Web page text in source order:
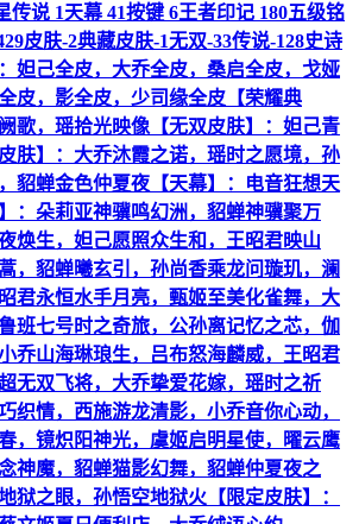
传说 1天幕 41按键 6王者印记 180五级铭
皮肤-2典藏皮肤-1无双-33传说-128史诗
妲己全皮，大乔全皮，桑启全皮，戈娅
皮，影全皮，少司缘全皮【荣耀典
歌，瑶拾光映像【无双皮肤】：妲己青
肤】：大乔沐霞之诺，瑶时之愿境，孙
貂蝉金色仲夏夜【天幕】：电音狂想天
：朵莉亚神骥鸣幻洲，貂蝉神骥聚万
焕生，妲己愿照众生和，王昭君映山
，貂蝉曦玄引，孙尚香乘龙问璇玑，澜
君永恒水手月亮，甄姬至美化雀舞，大
班七号时之奇旅，公孙离记忆之芯，伽
乔山海琳琅生，吕布怒海麟威，王昭君
无双飞将，大乔挚爱花嫁，瑶时之祈
织情，西施游龙清影，小乔音你心动，
，镜炽阳神光，虞姬启明星使，曜云鹰
神魔，貂蝉猫影幻舞，貂蝉仲夏夜之
狱之眼，孙悟空地狱火【限定皮肤】：